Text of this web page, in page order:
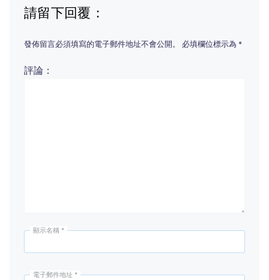
請留下回覆：
發佈留言必須填寫的電子郵件地址不會公開。 必填欄位標示為 *
評論：
顯示名稱 *
電子郵件地址 *